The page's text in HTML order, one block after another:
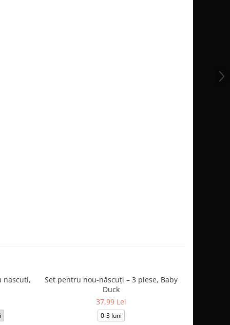
nascuti,
Set pentru nou-născuți – 3 piese, Baby
Duck
37,99 Lei
0-3 luni